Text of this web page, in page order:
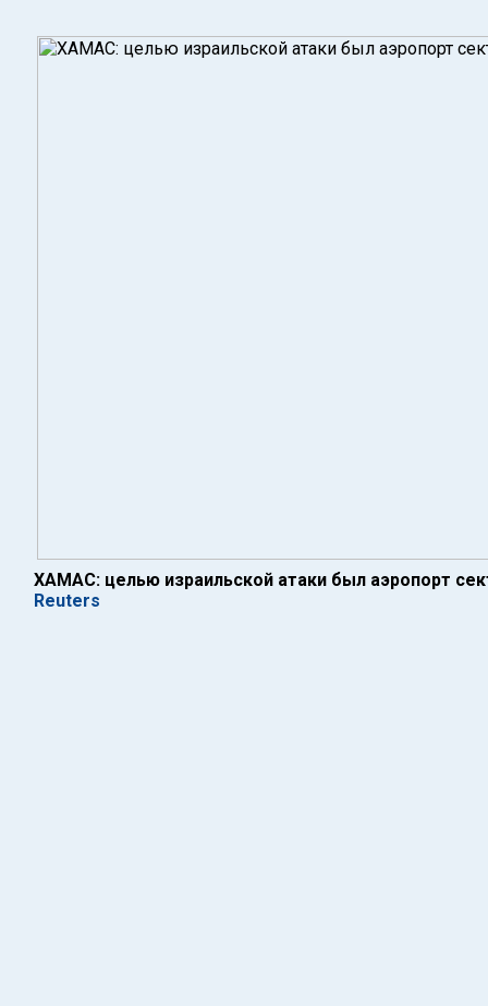
ХАМАС: целью израильской атаки был аэропорт
Reuters